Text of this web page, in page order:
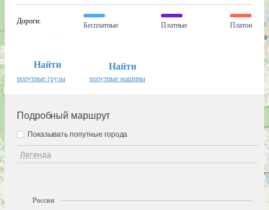
Дороги:
Бесплатные Платные Платон
Найти
попутные грузы
Найти
попутные машины
Подробный маршрут
Легенда
Показывать попутные города
Россия